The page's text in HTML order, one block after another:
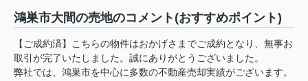
鴻巣市大間の売地のコメント(おすすめポイント)
【ご成約済】こちらの物件はおかげさまでご成約となり、無事お
取引が完了いたしました。誠にありがとうございました。
弊社では、鴻巣市を中心に多数の不動産売却実績がございます。